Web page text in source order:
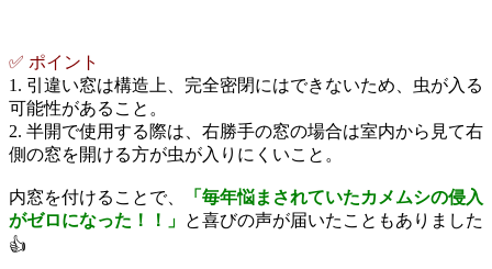
✅ ポイント
1. 引違い窓は構造上、完全密閉にはできないため、虫が入る
可能性があること。
2. 半開で使用する際は、右勝手の窓の場合は室内から見て右
側の窓を開ける方が虫が入りにくいこと。
内窓を付けることで、
「毎年悩まされていたカメムシの侵入
がゼロになった！！」 と喜びの声が届いたこともありました
👍